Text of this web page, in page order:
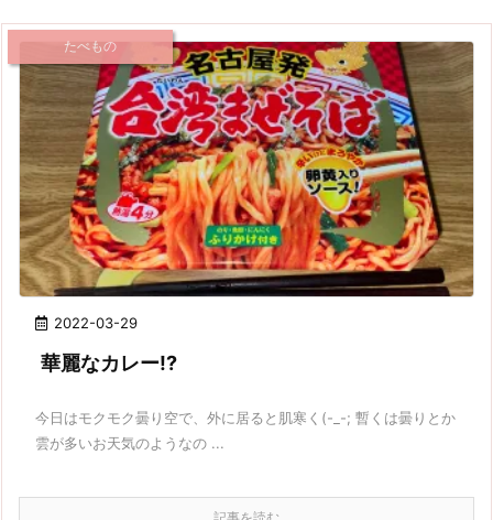
2022-03-29
たべもの
華麗なカレー!?
今日はモクモク曇り空で、外に居ると肌寒く(-_-; 暫くは曇りとか
雲が多いお天気のようなの ...